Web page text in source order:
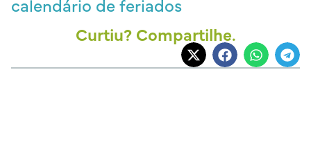
calendário de feriados
Curtiu? Compartilhe.